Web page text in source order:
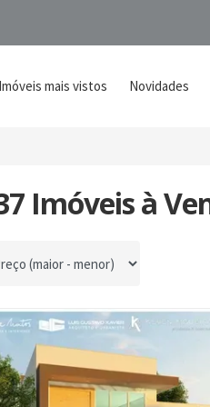
Imóveis mais vistos Novidades
Imóveis à
por